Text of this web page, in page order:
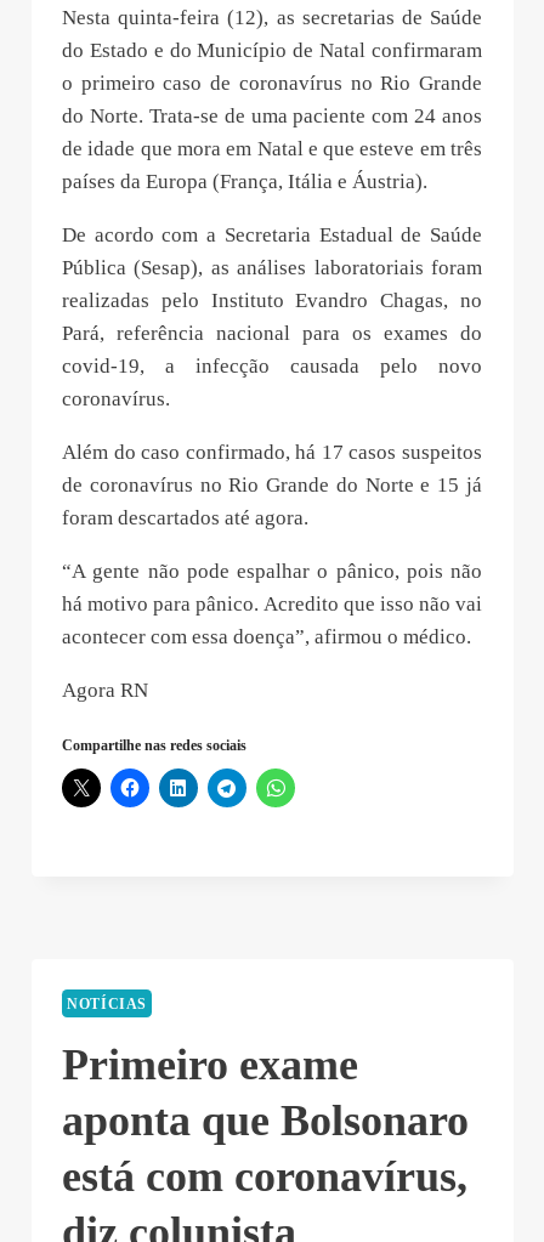
Nesta quinta-feira (12), as secretarias de Saúde
do Estado e do Município de Natal confirmaram
o primeiro caso de coronavírus no Rio Grande
do Norte. Trata-se de uma paciente com 24 anos
de idade que mora em Natal e que esteve em três
países da Europa (França, Itália e Áustria).
De acordo com a Secretaria Estadual de Saúde
Pública (Sesap), as análises laboratoriais foram
realizadas pelo Instituto Evandro Chagas, no
Pará, referência nacional para os exames do
covid-19, a infecção causada pelo novo
coronavírus.
Além do caso confirmado, há 17 casos suspeitos
de coronavírus no Rio Grande do Norte e 15 já
foram descartados até agora.
“A gente não pode espalhar o pânico, pois não
há motivo para pânico. Acredito que isso não vai
acontecer com essa doença”, afirmou o médico.
Agora RN
Compartilhe nas redes sociais
NOTÍCIAS
Primeiro exame
aponta que Bolsonaro
está com coronavírus,